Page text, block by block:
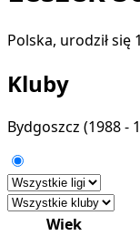
Polska, urodził się
Kluby
Bydgoszcz (1988 -
Wiek